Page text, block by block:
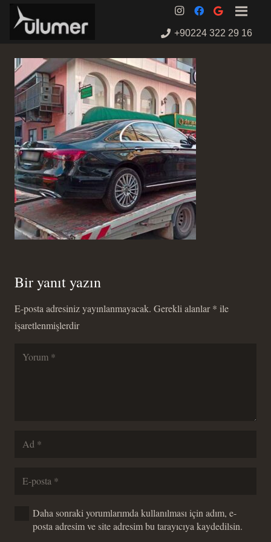
+90224 322 29 16
Bir yanıt yazın
E-posta adresiniz yayınlanmayacak. Gerekli alanlar* ile
işaretlenmişlerdir
Daha sonraki yorumlarımda kullanılması için adım, e-
posta adresim ve site adresim bu tarayıcıya kaydedilsin.